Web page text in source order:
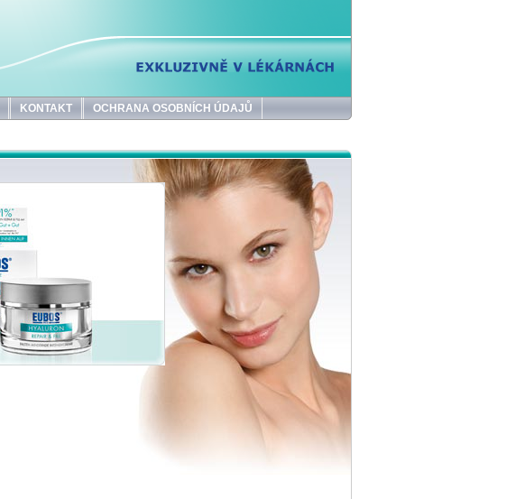
KONTAKT OCHRANA OSOBNÍCH ÚDAJŮ